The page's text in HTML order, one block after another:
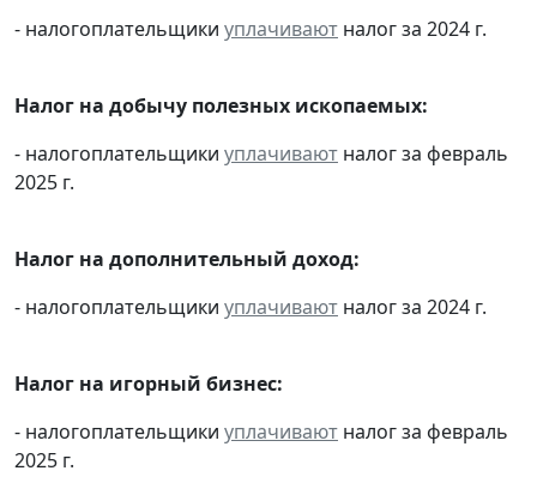
- налогоплательщики уплачивают налог за 2024 г.
Налог на добычу полезных ископаемых:
- налогоплательщики уплачивают налог за февраль
2025 г.
Налог на дополнительный доход:
- налогоплательщики уплачивают налог за 2024 г.
Налог на игорный бизнес:
- налогоплательщики уплачивают налог за февраль
2025 г.